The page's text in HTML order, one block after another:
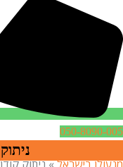
050-8090-005
מנעולן בישראל»ניתוק